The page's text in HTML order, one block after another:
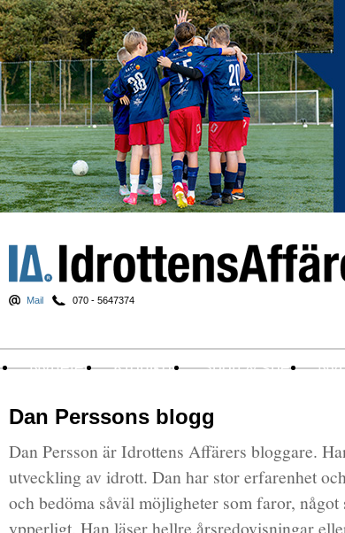
Mail 070 - 5647374
Nyheter Krönikor Sport & spel
Dan Perssons blogg
Dan Persson är Idrottens Affärers bloggare.
utveckling av idrott. Dan har stor erfarenhet
och bedöma såväl möjligheter som faror,
ypperligt. Han läser hellre årsredovisningar